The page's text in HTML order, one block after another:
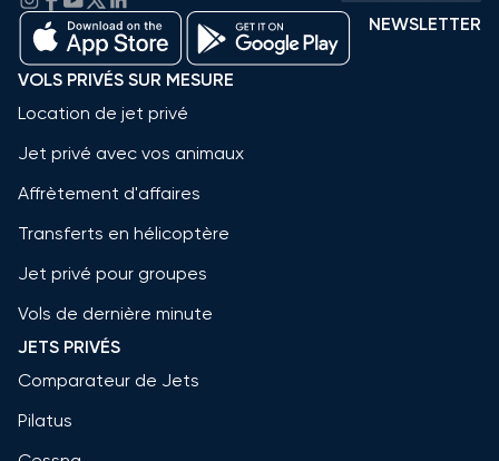
NEWSLETTER
VOLS PRIVÉS SUR MESURE
Location de jet privé
Jet privé avec vos animaux
Affrètement d'affaires
Transferts en hélicoptère
Jet privé pour groupes
Vols de dernière minute
JETS PRIVÉS
Comparateur de Jets
Pilatus